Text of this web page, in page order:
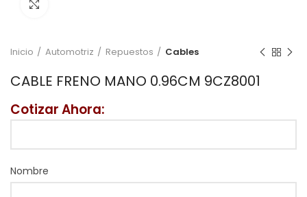
Inicio Automotriz Repuestos Cables
CABLE FRENO MANO 0.96CM 9CZ8001
Cotizar Ahora:
Nombre